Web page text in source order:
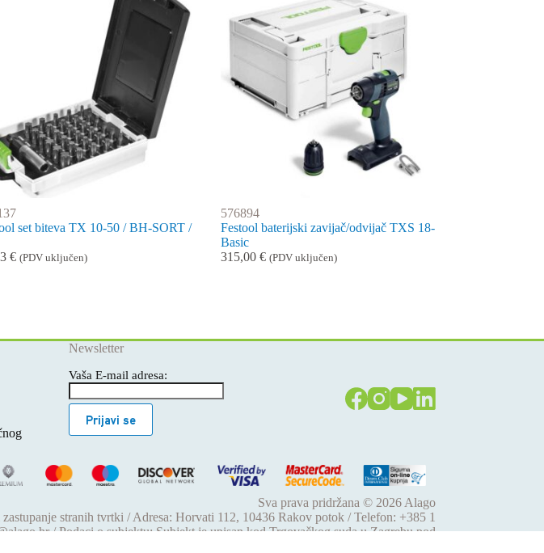
set biteva TX 10-50 / BH-SORT /
€ (PDV uključen)
576894
Festool baterijski zavijač/odvijač TXS 18-
Basic
315,00€ (PDV uključen)
Newsletter
Vaša E-mail adresa:
Prijavi se
Sva prava pridržana © 2026 Alago
stranih tvrtki / Adresa: Horvati 112, 10436 Rakov potok / Telefon: +385 1
/ Podaci o subjektu: Subjekt je upisan kod Trgovačkog suda u Zagrebu pod